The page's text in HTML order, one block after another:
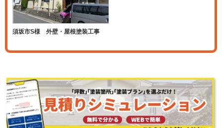
須坂市S様 外壁・屋根塗装工事